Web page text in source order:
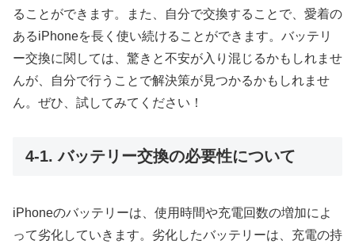
ることができます。また、自分で交換することで、愛着の
あるiPhoneを長く使い続けることができます。バッテリ
ー交換に関しては、驚きと不安が入り混じるかもしれませ
んが、自分で行うことで解決策が見つかるかもしれませ
ん。ぜひ、試してみてください！
4-1. バッテリー交換の必要性について
iPhoneのバッテリーは、使用時間や充電回数の増加によ
って劣化していきます。劣化したバッテリーは、充電の持